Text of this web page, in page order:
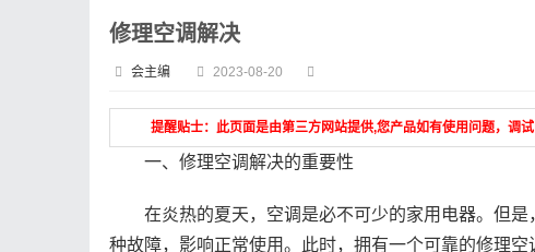
修理空调解决
会主编 2023-08-20
提醒贴士：此页面是由第三方网站提供,您产品如有使用问题，调
一、修理空调解决的重要性
在炎热的夏天，空调是必不可少的家用电器。但是
种故障，影响正常使用。此时，拥有一个可靠的修理